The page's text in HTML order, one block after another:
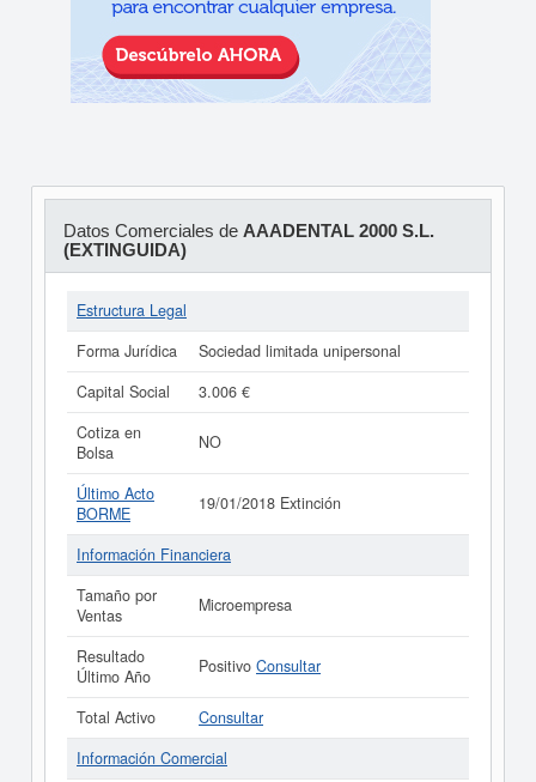
Datos Comerciales de AAADENTAL 2000 S.L.
(EXTINGUIDA)
Estructura Legal
Forma Jurídica
Sociedad limitada unipersonal
Capital Social
3.006 €
Cotiza en
Bolsa
NO
Último Acto
BORME
19/01/2018 Extinción
Información Financiera
Tamaño por
Ventas
Microempresa
Resultado
Último Año
Positivo Consultar
Total Activo
Consultar
Información Comercial